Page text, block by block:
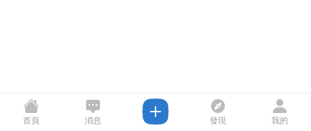
首頁 消息 發現 我的